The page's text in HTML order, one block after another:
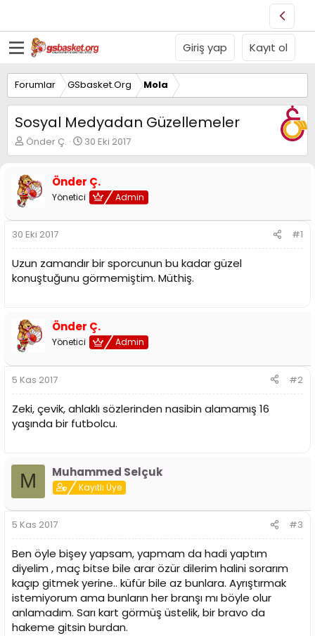
Giriş yap Kayıt ol
Forumlar GSbasket.Org Mola
Sosyal Medyadan Güzellemeler
K
o
u
y
u
B
a
ş
a
t
Önder Ç.
B
a
l
a
n
g
a
r
30 Eki 2017
Önder Ç.
Yönetici Admin
30 Eki 2017 #1
Uzun zamandır bir sporcunun bu kadar güzel
konuştuğunu görmemiştim. Müthiş.
Önder Ç.
Yönetici Admin
5 Kas 2017 #2
Zeki, çevik, ahlaklı sözlerinden nasibin alamamış 16
yaşında bir futbolcu.
M Muhammed Selçuk
Kayıtlı Üye
5 Kas 2017 #3
Ben öyle bişey yapsam, yapmam da hadi yaptım
diyelim , maç bitse bile arar özür dilerim halini sorarım
kaçıp gitmek yerine.. küfür bile az bunlara. Ayrıştırmak
istemiyorum ama bunların her branşı mı böyle olur
anlamadım. Sarı kart görmüş üstelik, bir bravo da
hakeme gitsin burdan.